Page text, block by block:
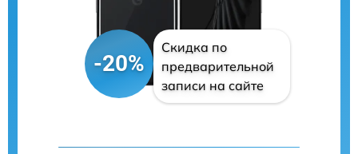
-20%
Скидка по
предварительной
записи на сайте